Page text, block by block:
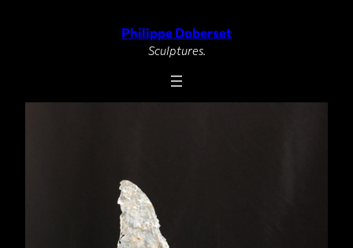
Philippe Doberset
Sculptures.